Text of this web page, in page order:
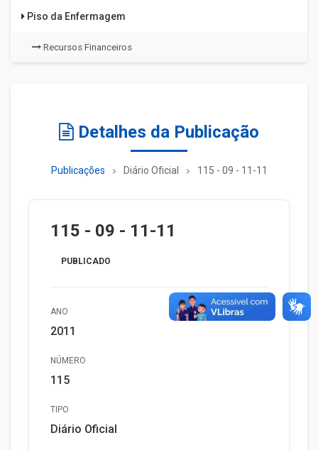
Piso da Enfermagem
Recursos Financeiros
Detalhes da Publicação
Publicações Diário Oficial 115 - 09 - 11-11
115 - 09 - 11-11
PUBLICADO
ANO
2011
NÚMERO
115
TIPO
Diário Oficial